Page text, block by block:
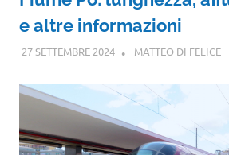
e altre informazioni
27 SETTEMBRE 2024 MATTEO DI FELICE